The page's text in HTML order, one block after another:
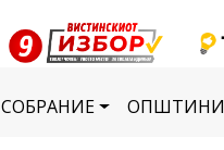
СОБРАНИЕ ОПШТИНИ